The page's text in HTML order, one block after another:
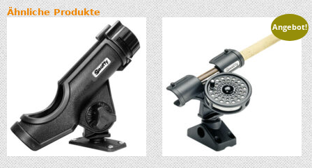
Ähnliche Produkte
Angebot!